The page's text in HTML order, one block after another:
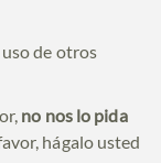
de otros
no nos lo pida
hágalo usted